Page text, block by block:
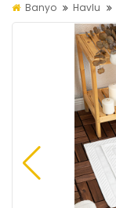
Banyo Havlu